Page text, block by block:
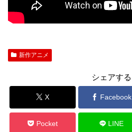
新作アニメ
シェアする
X Facebook
Pocket LINE